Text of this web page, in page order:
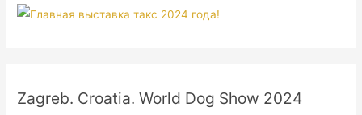
Zagreb. Croatia. World Dog Show 2024